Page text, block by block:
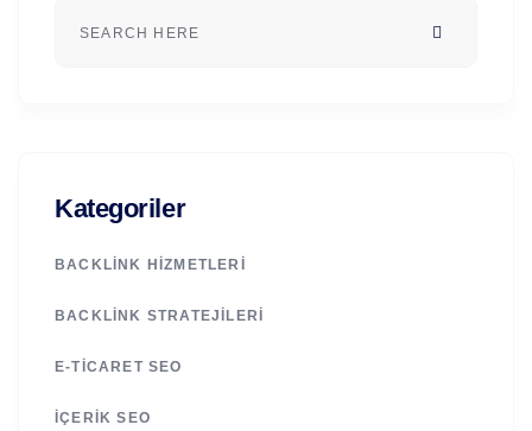
Kategoriler
BACKLINK HIZMETLERI
BACKLINK STRATEJILERI
E-TICARET SEO
İÇERIK SEO